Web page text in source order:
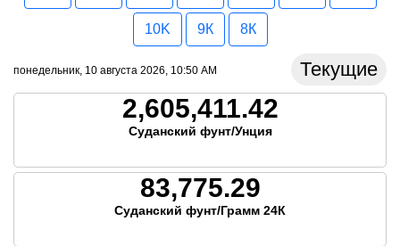
10K 9К 8К
понедельник, 10 августа 2026, 10:50 AM Текущие
2,605,411.42
Суданский фунт/Унция
83,775.29
Суданский фунт/Грамм 24К